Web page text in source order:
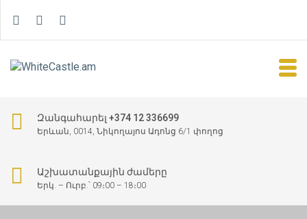
Զանգահարել +374 12 336699
Երևան, 0014, Նիկողայոս Ադոնց 6/1 փողոց
Աշխատանքային ժամերը
Երկ. – Ուրբ.՝ 09։00 – 18։00